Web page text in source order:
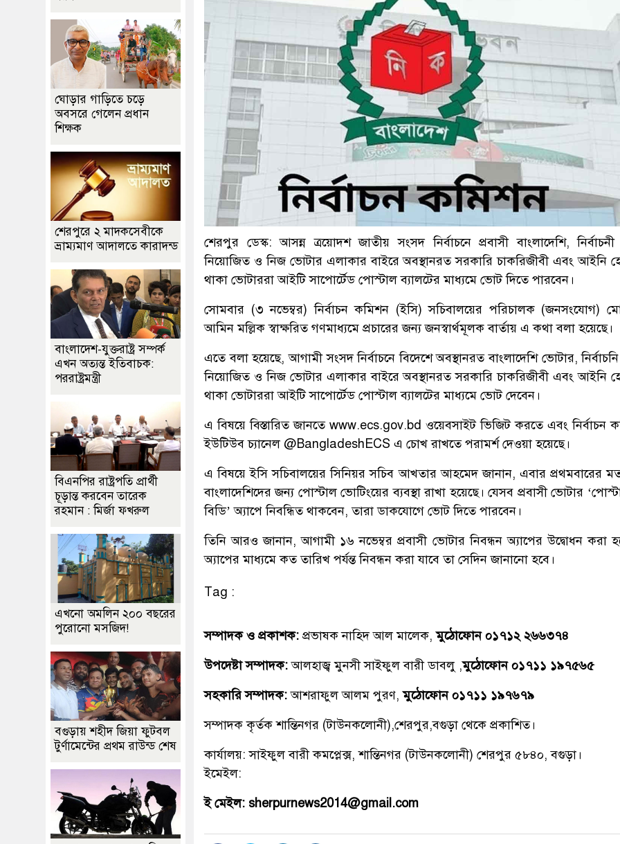
শেরপুর ডেস্ক: আসন্ন ত্রয়োদশ জাতীয় সংসদ নির্বাচনে প্রবাসী বাংলাদেশি, নির্বাচনী
নিয়োজিত ও নিজ ভোটার এলাকার বাইরে অবস্থানরত সরকারি চাকরিজীবী এবং আইনি
থাকা ভোটাররা আইটি সাপোর্টেড পোস্টাল ব্যালটের মাধ্যমে ভোট দিতে পারবেন।
সোমবার (৩ নভেম্বর) নির্বাচন কমিশন (ইসি) সচিবালয়ের পরিচালক (জনসংযোগ)
আমিন মল্লিক স্বাক্ষরিত গণমাধ্যমে প্রচারের জন্য জনস্বার্থমূলক বার্তায় এ কথা বলা হয়েছে।
এতে বলা হয়েছে, আগামী সংসদ নির্বাচনে বিদেশে অবস্থানরত বাংলাদেশি ভোটার, নির্বাচনি
নিয়োজিত ও নিজ ভোটার এলাকার বাইরে অবস্থানরত সরকারি চাকরিজীবী এবং আইনি
থাকা ভোটাররা আইটি সাপোর্টেড পোস্টাল ব্যালটের মাধ্যমে ভোট দেবেন।
এ বিষয়ে বিস্তারিত জানতে www.ecs.gov.bd ওয়েবসাইট ভিজিট করতে এবং নির্বাচন
ইউটিউব চ্যানেল @BangladeshECS এ চোখ রাখতে পরামর্শ দেওয়া হয়েছে।
এ বিষয়ে ইসি সচিবালয়ের সিনিয়র সচিব আখতার আহমেদ জানান, এবার প্রথমবারের মত
বাংলাদেশিদের জন্য পোস্টাল ভোটিংয়ের ব্যবস্থা রাখা হয়েছে। যেসব প্রবাসী ভোটার
বিডি’ অ্যাপে নিবন্ধিত থাকবেন, তারা ডাকযোগে ভোট দিতে পারবেন।
তিনি আরও জানান, আগামী ১৬ নভেম্বর প্রবাসী ভোটার নিবন্ধন অ্যাপের উদ্বোধন করা
অ্যাপের মাধ্যমে কত তারিখ পর্যন্ত নিবন্ধন করা যাবে তা সেদিন জানানো হবে।
Tag :
সম্পাদক ও প্রকাশক: প্রভাষক নাহিদ আল মালেক,মুঠোফোন ০১৭১২ ২৬৬৩৭৪
উপদেষ্টা সম্পাদক:আলহাজ্ব মুনসী সাইফুল বারী ডাবলু ,মুঠোফোন ০১৭১১ ১৯৭৫৬৫
সহকারি সম্পাদক:আশরাফুল আলম পুরণ,মুঠোফোন ০১৭১১ ১৯৭৬৭৯
সম্পাদক কৃর্তক শান্তিনগর (টাউনকলোনী),শেরপুর,বগুড়া থেকে প্রকাশিত।
কার্যালয়: সাইফুল বারী কমপ্লেক্স, শান্তিনগর (টাউনকলোনী) শেরপুর ৫৮৪০, বগুড়া।
ইমেইল:
ই মেইল: sherpurnews2014@gmail.com
ঘোড়ার গাড়িতে চড়ে
অবসরে গেলেন প্রধান
শিক্ষক
শেরপুরে ২ মাদকসেবীকে
ভ্রাম্যমাণ আদালতে কারাদন্ড
বাংলাদেশ-যুক্তরাষ্ট্র সম্পর্ক
এখন অত্যন্ত ইতিবাচক:
পররাষ্ট্রমন্ত্রী
বিএনপির রাষ্ট্রপতি প্রার্থী
চূড়ান্ত করবেন তারেক
রহমান : মির্জা ফখরুল
এখনো অমলিন ২০০ বছরের
পুরোনো মসজিদ!
বগুড়ায় শহীদ জিয়া ফুটবল
টুর্ণামেন্টের প্রথম রাউন্ড শেষ